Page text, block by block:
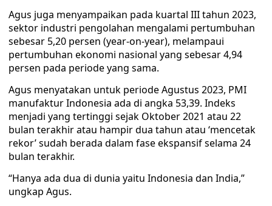
Agus juga menyampaikan pada kuartal III tahun 2023,
sektor industri pengolahan mengalami pertumbuhan
sebesar 5,20 persen (year-on-year), melampaui
pertumbuhan ekonomi nasional yang sebesar 4,94
persen pada periode yang sama.
Agus menyatakan untuk periode Agustus 2023, PMI
manufaktur Indonesia ada di angka 53,39. Indeks
menjadi yang tertinggi sejak Oktober 2021 atau 22
bulan terakhir atau hampir dua tahun atau ‘mencetak
rekor’ sudah berada dalam fase ekspansif selama 24
bulan terakhir.
“Hanya ada dua di dunia yaitu Indonesia dan India,”
ungkap Agus.